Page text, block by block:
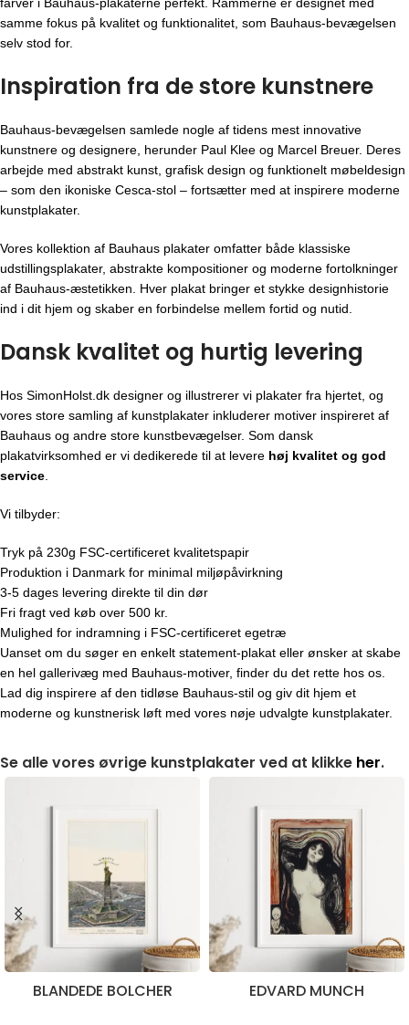
samme fokus på kvalitet og funktionalitet, som Bauhaus-bevægelsen
selv stod for.
Inspiration fra de store kunstnere
Bauhaus-bevægelsen samlede nogle af tidens mest innovative
kunstnere og designere, herunder Paul Klee og Marcel Breuer. Deres
arbejde med abstrakt kunst, grafisk design og funktionelt møbeldesign
– som den ikoniske Cesca-stol – fortsætter med at inspirere moderne
kunstplakater.
Vores kollektion af Bauhaus plakater omfatter både klassiske
udstillingsplakater, abstrakte kompositioner og moderne fortolkninger
af Bauhaus-æstetikken. Hver plakat bringer et stykke designhistorie
ind i dit hjem og skaber en forbindelse mellem fortid og nutid.
Dansk kvalitet og hurtig levering
Hos SimonHolst.dk designer og illustrerer vi plakater fra hjertet, og
vores store samling af kunstplakater inkluderer motiver inspireret af
Bauhaus og andre store kunstbevægelser. Som dansk
plakatvirksomhed er vi dedikerede til at levere høj kvalitet og god
service
Vi tilbyder:
Tryk på 230g FSC-certificeret kvalitetspapir
Produktion i Danmark for minimal miljøpåvirkning
3-5 dages levering direkte til din dør
Fri fragt ved køb over 500 kr.
Mulighed for indramning i FSC-certificeret egetræ
Uanset om du søger en enkelt statement-plakat eller ønsker at skabe
en hel gallerivæg med Bauhaus-motiver, finder du det rette hos os.
Lad dig inspirere af den tidløse Bauhaus-stil og giv dit hjem et
moderne og kunstnerisk løft med vores nøje udvalgte kunstplakater.
Se alle vores øvrige kunstplakater ved at klikke her.
BLANDEDE BOLCHER EDVARD MUNCH